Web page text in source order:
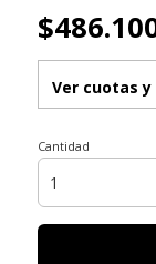
Ver cuotas
Cantidad